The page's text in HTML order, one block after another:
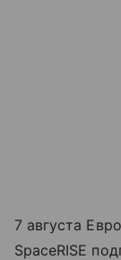
7 августа
SpaceRISE